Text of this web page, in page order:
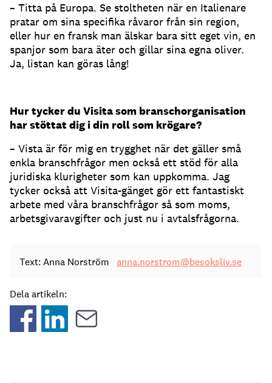
– Titta på Europa. Se stoltheten när en Italienare
pratar om sina specifika råvaror från sin region,
eller hur en fransk man älskar bara sitt eget vin, en
spanjor som bara äter och gillar sina egna oliver.
Ja, listan kan göras lång!
Hur tycker du Visita som branschorganisation
har stöttat dig i din roll som krögare?
– Vista är för mig en trygghet när det gäller små
enkla branschfrågor men också ett stöd för alla
juridiska klurigheter som kan uppkomma. Jag
tycker också att Visita-gänget gör ett fantastiskt
arbete med våra branschfrågor så som moms,
arbetsgivaravgifter och just nu i avtalsfrågorna.
Text: Anna Norström anna.norstrom@besoksliv.se
Dela artikeln: